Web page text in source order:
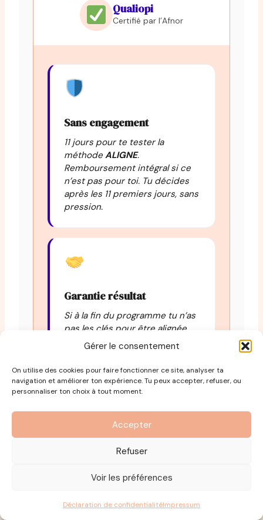
Gérer le consentement
On utilise des cookies pour faire fonctionner ce site, analyser ta
navigation et améliorer ton expérience. Tu peux accepter, refuser, ou
personnaliser ton choix à tout moment.
Accepter
Refuser
Voir les préférences
Déclaration de confidentialitéImpressum
Qualiopi
Certifié par l’Afnor
Sans engagement
11 jours pour te tester la
méthodeALIGNE.
Remboursement intégral si ce
n’est pas pour toi. Tu décides
après les 11 premiers jours, sans
pression.
Garantie résultat
Si à la fin du programme tu n’as
pas les clés pour être alignée
avec tes besoins, Charlotte
Pourquoi pas moi, t’offre un
rendez-vous personnel avec
elle.
Tu te sens perdue ?